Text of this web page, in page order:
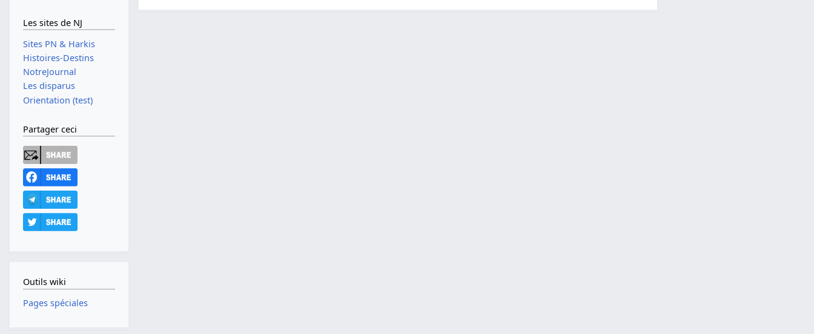
Les sites de NJ
Sites PN & Harkis
Histoires-Destins
NotreJournal
Les disparus
Orientation (test)
Partager ceci
Outils wiki
Pages spéciales